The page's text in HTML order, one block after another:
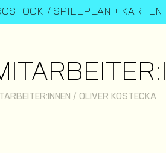
SPIELPLAN + KARTEN
/ OLIVER KOSTECKA